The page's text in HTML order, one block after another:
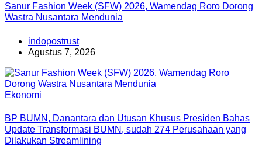
Sanur Fashion Week (SFW) 2026, Wamendag Roro Dorong
Wastra Nusantara Mendunia
indopostrust
Agustus 7, 2026
Ekonomi
BP BUMN, Danantara dan Utusan Khusus Presiden Bahas
Update Transformasi BUMN, sudah 274 Perusahaan yang
Dilakukan Streamlining